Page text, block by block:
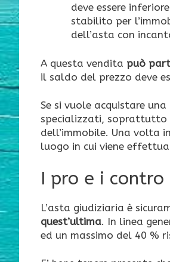
deve essere
stabilito per
dell’asta con
A questa vendita può
il saldo del prezzo deve
Se si vuole acquistare
specializzati, soprattutto
dell’immobile. Una volta
luogo in cui viene
I pro e i
L’asta giudiziaria è
quest’ultima. In linea
ed un massimo del 40 %